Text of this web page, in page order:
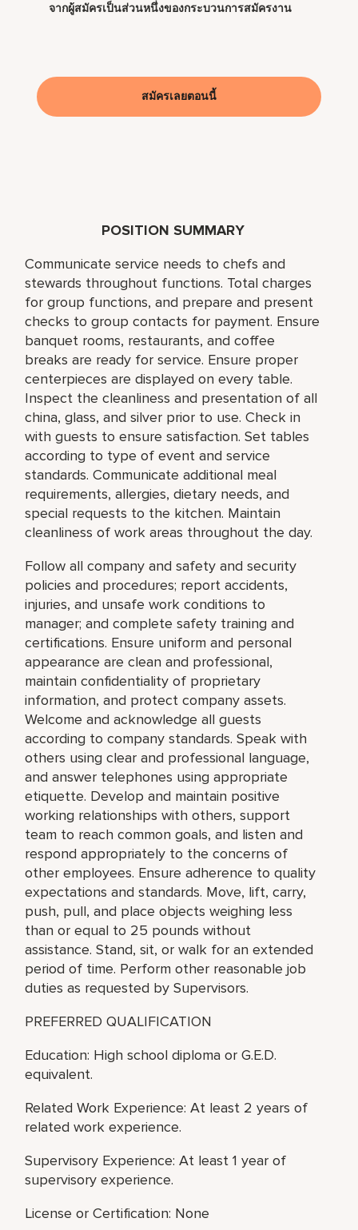
POSITION SUMMARY
Communicate service needs to chefs and
stewards throughout functions. Total charges
for group functions, and prepare and present
checks to group contacts for payment. Ensure
banquet rooms, restaurants, and coffee
breaks are ready for service. Ensure proper
centerpieces are displayed on every table.
Inspect the cleanliness and presentation of all
china, glass, and silver prior to use. Check in
with guests to ensure satisfaction. Set tables
according to type of event and service
standards. Communicate additional meal
requirements, allergies, dietary needs, and
special requests to the kitchen. Maintain
cleanliness of work areas throughout the day.
Follow all company and safety and security
policies and procedures; report accidents,
injuries, and unsafe work conditions to
manager; and complete safety training and
certifications. Ensure uniform and personal
appearance are clean and professional,
maintain confidentiality of proprietary
information, and protect company assets.
Welcome and acknowledge all guests
according to company standards. Speak with
others using clear and professional language,
and answer telephones using appropriate
etiquette. Develop and maintain positive
working relationships with others, support
team to reach common goals, and listen and
respond appropriately to the concerns of
other employees. Ensure adherence to quality
expectations and standards. Move, lift, carry,
push, pull, and place objects weighing less
than or equal to 25 pounds without
assistance. Stand, sit, or walk for an extended
period of time. Perform other reasonable job
duties as requested by Supervisors.
PREFERRED QUALIFICATION
Education: High school diploma or G.E.D.
equivalent.
Related Work Experience: At least 2 years of
related work experience.
Supervisory Experience: At least 1 year of
supervisory experience.
License or Certification: None
จากผู้สมัครเป็นส่วนหนึ่งของกระบวนการสมัครงาน
สมัครเลยตอนนี้